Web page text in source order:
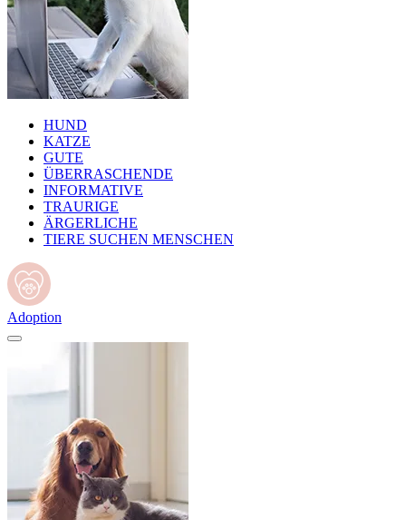
HUND
KATZE
GUTE
ÜBERRASCHENDE
INFORMATIVE
TRAURIGE
ÄRGERLICHE
TIERE SUCHEN MENSCHEN
Adoption